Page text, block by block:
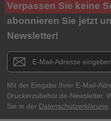
Verpassen Sie keine
abonnieren Sie jetzt
Newsletter!
Newsletter E-Mail Adresse
Mit der Eingabe Ihrer E-Mail-
Druckerzubehör.de-Newsletter.
Sie in der Datenschutzerklärung